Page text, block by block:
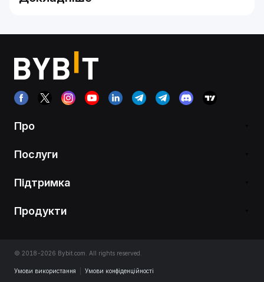
Про
Послуги
Підтримка
Продукти
© 2018-2026 Bybit.com. All rights reserved.
Умови використання Умови конфіденційності